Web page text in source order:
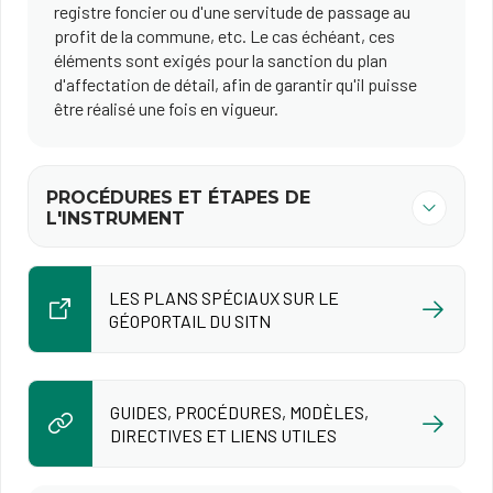
registre foncier ou d'une servitude de passage au
profit de la commune, etc. Le cas échéant, ces
éléments sont exigés pour la sanction du plan
d'affectation de détail, afin de garantir qu'il puisse
être réalisé une fois en vigueur.
PROCÉDURES ET ÉTAPES DE
L'INSTRUMENT
LES PLANS SPÉCIAUX SUR LE
GÉOPORTAIL DU SITN
GUIDES, PROCÉDURES, MODÈLES,
DIRECTIVES ET LIENS UTILES